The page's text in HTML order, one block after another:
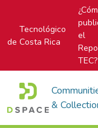
Tecnológico
de Costa Rica
el
TEC?
&